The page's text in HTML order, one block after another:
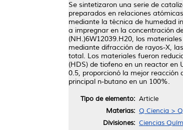
Se sintetizaron una serie de
preparados en relaciones
mediante la técnica de humedad
a impregnar en la concentración
(NH.)6W12039.H20, los
mediante difracción de rayos-X,
total. Los materiales fueron
(HDS) de tiofeno en un reactor en
0.5, proporcionó la mejor
principal n-butano en un 100%.
Tipo de elemento: Article
Materias: Q Ciencia >
Divisiones: Ciencias